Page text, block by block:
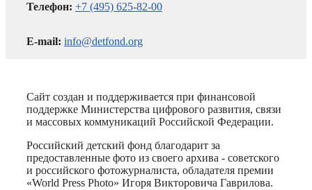
Телефон: +7 (495) 625-82-00
E-mail: info@detfond.org
Сайт создан и поддерживается при финансовой
поддержке Министерства цифрового развития, связи
и массовых коммуникаций Российской Федерации.
Российский детский фонд благодарит за
предоставленные фото из своего архива - советского
и российского фотожурналиста, обладателя премии
«World Press Photo» Игоря Викторовича Гаврилова.